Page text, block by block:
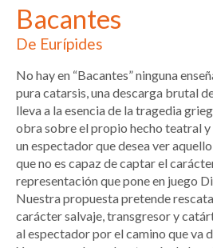
Bacantes
De Eurípides
No hay en “Bacantes” ninguna
pura catarsis, una descarga brutal
lleva a la esencia de la tragedia
obra sobre el propio hecho teatral y
un espectador que desea ver
que no es capaz de captar el
representación que pone en juego
Nuestra propuesta pretende
carácter salvaje, transgresor y
al espectador por el camino que va